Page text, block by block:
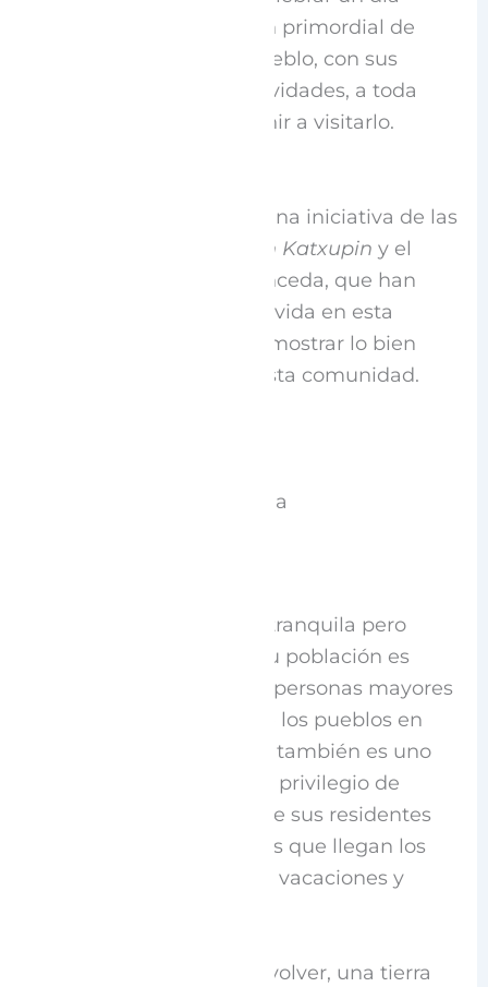
singular, con la intención primordial de
mostrar la calidez del pueblo, con sus
tradiciones, fiestas y actividades, a toda
persona que quisiera venir a visitarlo.
es una iniciativa de las
Asociación Katxupin y el
Ayuntamiento de Espronceda, que han
querido dar a conocer la vida en esta
pequeña población y demostrar lo bien
que se puede estar en esta comunidad.
La esencia de Espronceda
Espronceda es una villa tranquila pero
llena de vida y alegría. Su población es
predominantemente de personas mayores
y aunque forma parte de los pueblos en
peligro de despoblación, también es uno
de los pocos que tiene el privilegio de
contar niñas y niños entre sus residentes
habituales y muchos más que llegan los
fines de semana o en las vacaciones y
Es un lugar que invita a volver, una tierra